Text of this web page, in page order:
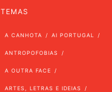
TEMAS
A CANHOTA AI PORTUGAL
ANTROPOFOBIAS
A OUTRA FACE
ARTES, LETRAS E IDEIAS